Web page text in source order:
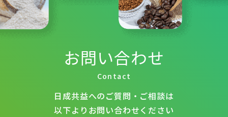
お問い合わせ
Contact
日成共益へのご質問・ご相談は
以下よりお問い合わせください